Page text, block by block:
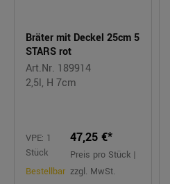
Bräter mit Deckel 25cm 5
STARS rot
Art.Nr. 189914
2,5l, H 7cm
VPE: 1
Stück
Bestellbar
47,25 €*
Preis pro Stück |
zzgl. MwSt.